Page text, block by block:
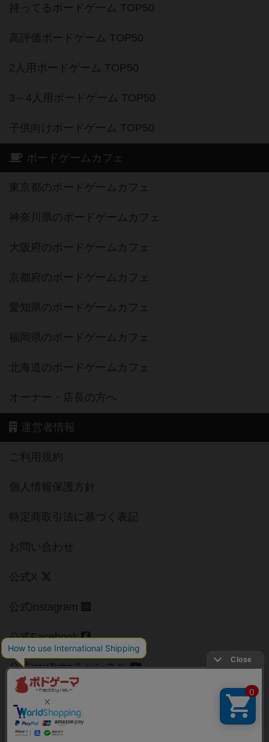
持ってるボードゲーム TOP50
高評価ボードゲーム TOP50
2人用ボードゲーム TOP50
3～4人用ボードゲーム TOP50
子供向けボードゲーム TOP50
ボードゲームカフェ
東京都のボードゲームカフェ
神奈川県のボードゲームカフェ
大阪府のボードゲームカフェ
京都府のボードゲームカフェ
愛知県のボードゲームカフェ
福岡県のボードゲームカフェ
北海道のボードゲームカフェ
オーナー・店長の方へ
運営者情報
ご利用規約
個人情報保護方針
特定商取引法に基づく表記
お問い合わせ
公式X
公式instagram
公式Facebook
公式YouTubeチャンネル